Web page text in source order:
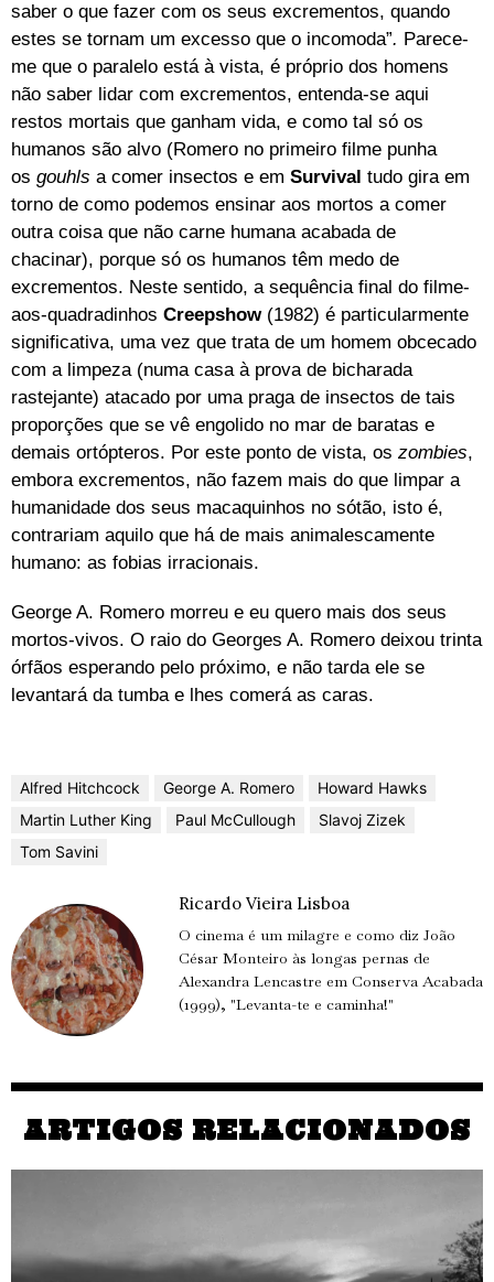
saber o que fazer com os seus excrementos, quando
estes se tornam um excesso que o incomoda”. Parece-
me que o paralelo está à vista, é próprio dos homens
não saber lidar com excrementos, entenda-se aqui
restos mortais que ganham vida, e como tal só os
humanos são alvo (Romero no primeiro filme punha
os gouhls a comer insectos e em Survival tudo gira em
torno de como podemos ensinar aos mortos a comer
outra coisa que não carne humana acabada de
chacinar), porque só os humanos têm medo de
excrementos. Neste sentido, a sequência final do filme-
aos-quadradinhos Creepshow(1982) é particularmente
significativa, uma vez que trata de um homem obcecado
com a limpeza (numa casa à prova de bicharada
rastejante) atacado por uma praga de insectos de tais
proporções que se vê engolido no mar de baratas e
demais ortópteros. Por este ponto de vista, os zombies,
embora excrementos, não fazem mais do que limpar a
humanidade dos seus macaquinhos no sótão, isto é,
contrariam aquilo que há de mais animalescamente
humano: as fobias irracionais.
George A. Romero morreu e eu quero mais dos seus
mortos-vivos. O raio do Georges A. Romero deixou trinta
órfãos esperando pelo próximo, e não tarda ele se
levantará da tumba e lhes comerá as caras.
Alfred Hitchcock George A. Romero
Howard Hawks
Martin Luther King
Paul McCullough
Slavoj Zizek
Tom Savini
Ricardo Vieira Lisboa
O cinema é um milagre e como diz João
César Monteiro às longas pernas de
Alexandra Lencastre em Conserva Acabada
(1999), "Levanta-te e caminha!"
ARTIGOS RELACIONADOS